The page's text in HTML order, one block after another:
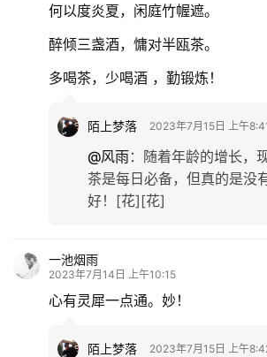
何以度炎夏，闲庭竹幄遮。
醉倾三盏酒，慵对半瓯茶。
多喝茶，少喝酒 ，勤锻炼！
陌上梦落 2023年7月15日 上午
@风雨： 随着年龄的增长，
茶是每日必备，但真的是没
好！[花][花]
一池烟雨
2023年7月14日 上午10:15
心有灵犀一点通。妙！
陌上梦落 2023年7月15日 上午